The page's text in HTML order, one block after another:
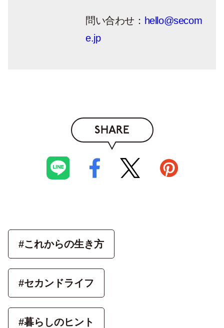
問い合わせ： hello@secom
e.jp
SHARE
#これからの生き方
#セカンドライフ
#暮らしのヒント